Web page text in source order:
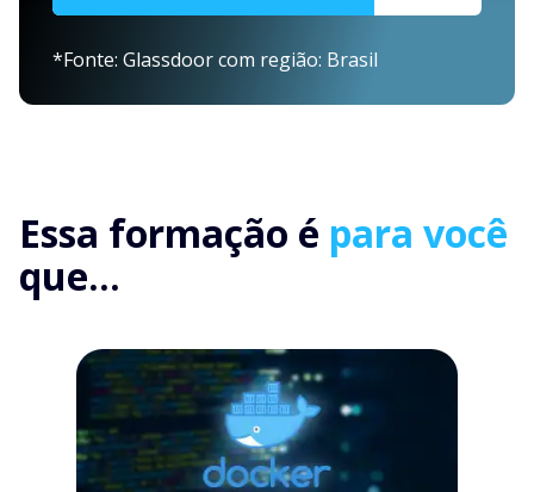
*Fonte: Glassdoor com região: Brasil
Essa formação é para você
que...